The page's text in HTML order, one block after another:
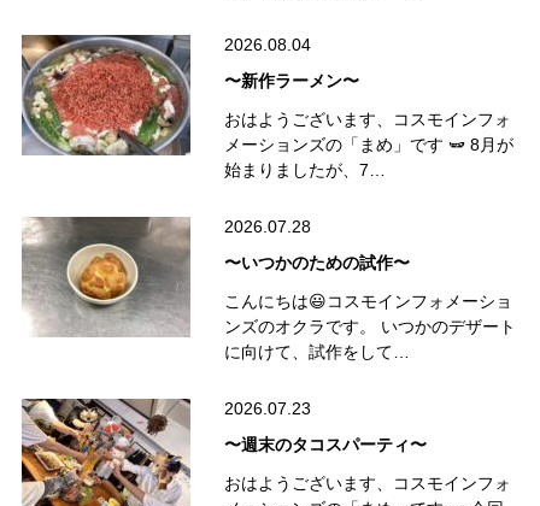
2026.08.04
〜新作ラーメン〜
おはようございます、コスモインフォ
メーションズの「まめ」です 🫛 8月が
始まりましたが、7…
2026.07.28
〜いつかのための試作〜
こんにちは😃コスモインフォメーショ
ンズのオクラです。 いつかのデザート
に向けて、試作をして…
2026.07.23
〜週末のタコスパーティ〜
おはようございます、コスモインフォ